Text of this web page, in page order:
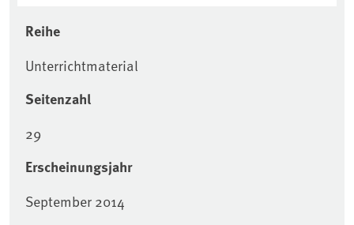
Reihe
Unterrichtmaterial
Seitenzahl
29
Erscheinungsjahr
September 2014